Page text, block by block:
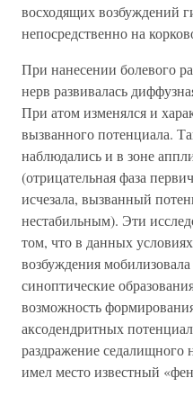
восходящих возбуждений
непосредственно на
При нанесении болевого
нерв развивалась
При атом изменялся и
вызванного потенциала.
наблюдались и в зоне
(отрицательная фаза
исчезала, вызванный
нестабильным). Эти
том, что в данных
возбуждения
синоптические
возможность
аксодендритных
раздражение седалищного
имел место известный